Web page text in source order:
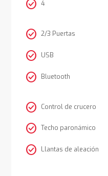
check_circle 4
check_circle 2/3 Puertas
check_circle USB
check_circle Bluetooth
check_circle Control de crucero
check_circle Techo paronámico
check_circle Llantas de aleación